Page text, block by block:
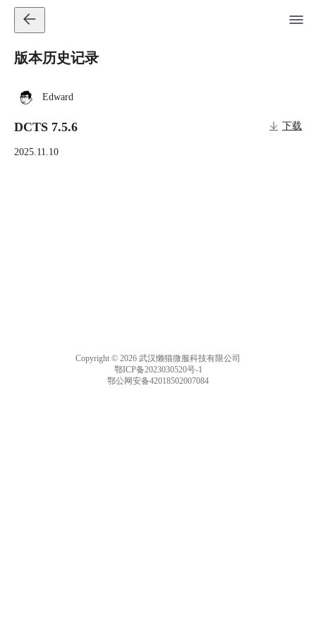
版本历史记录
Edward
DCTS 7.5.6 下载
2025.11.10
Copyright © 2026 武汉懒猫微服科技有限公司
鄂ICP备2023030520号-1
鄂公网安备42018502007084